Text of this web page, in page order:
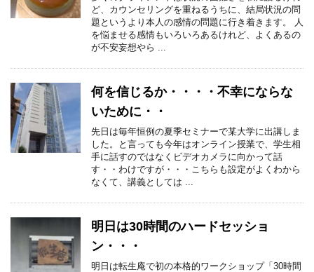
ど、カウンセリングを重ねるうちに、結局状況の問
題というより本人の感情の問題に行き着きます。 人
を悩ませる感情もいろいろあるけれど、よくあるの
が不安妄想やら ...
何を信じるか・・・・不幸にならな
いために・・
先日は毎年恒例の夏季セミナーで某大学に出講しま
した。と言っても今年はオンライン授業で、学生相
手に話すのではなくビデオカメラに向かって話
す・・わけですが・・・こちらも設定がよくわから
なくて、講義としては ...
明日は30時間のハードセッショ
ン・・・
明日は転生庵で初の本格的ワークショップ「30時間